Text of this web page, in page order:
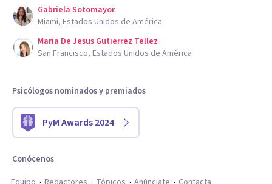
Gabriela Sotomayor
Miami, Estados Unidos de América
Maria De Jesus Gutierrez Tellez
San Francisco, Estados Unidos de América
Psicólogos nominados y premiados
PyM Awards 2024
Conócenos